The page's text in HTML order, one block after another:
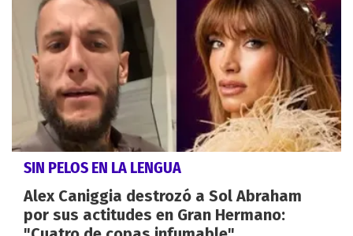
SIN PELOS EN LA LENGUA
Alex Caniggia destrozó a Sol Abraham
por sus actitudes en Gran Hermano: